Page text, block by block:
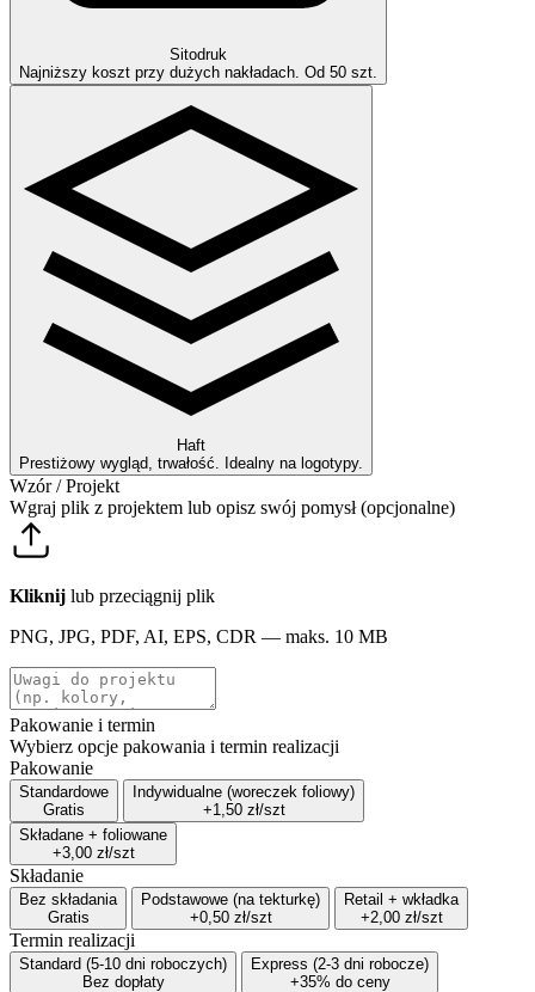
Sitodruk
Najniższy koszt przy dużych nakładach. Od 50 szt.
Haft
Prestiżowy wygląd, trwałość. Idealny na logotypy.
Wzór / Projekt
Wgraj plik z projektem lub opisz swój pomysł (opcjonalne)
Kliknij lub przeciągnij plik
PNG, JPG, PDF, AI, EPS, CDR — maks. 10 MB
Pakowanie i termin
Wybierz opcje pakowania i termin realizacji
Pakowanie
Standardowe
Gratis
Indywidualne (woreczek foliowy)
+1,50 zł/szt
Składane + foliowane
+3,00 zł/szt
Składanie
Bez składania
Gratis
Podstawowe (na tekturkę)
+0,50 zł/szt
Retail + wkładka
+2,00 zł/szt
Termin realizacji
Standard (5-10 dni roboczych)
Bez dopłaty
Express (2-3 dni robocze)
+35% do ceny